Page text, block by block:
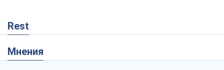
Rest
Мнения